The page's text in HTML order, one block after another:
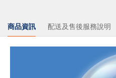
商品資訊 配送及售後服務說明